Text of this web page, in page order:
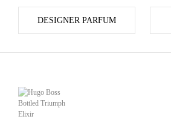
DESIGNER PARFUM